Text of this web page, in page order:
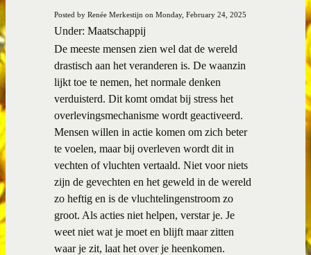
Posted by Renée Merkestijn on Monday, February 24, 2025
Under: Maatschappij
De meeste mensen zien wel dat de wereld
drastisch aan het veranderen is. De waanzin
lijkt toe te nemen, het normale denken
verduisterd. Dit komt omdat bij stress het
overlevingsmechanisme wordt geactiveerd.
Mensen willen in actie komen om zich beter
te voelen, maar bij overleven wordt dit in
vechten of vluchten vertaald. Niet voor niets
zijn de gevechten en het geweld in de wereld
zo heftig en is de vluchtelingenstroom zo
groot. Als acties niet helpen, verstar je. Je
weet niet wat je moet en blijft maar zitten
waar je zit, laat het over je heenkomen.